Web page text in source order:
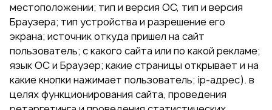
местоположении; тип и версия ОС, тип и версия
Браузера; тип устройства и разрешение его
экрана; источник откуда пришел на сайт
пользователь; с какого сайта или по какой рекламе;
язык ОС и Браузер; какие страницы открывает и на
какие кнопки нажимает пользователь; ip-адрес). в
целях функционирования сайта, проведения